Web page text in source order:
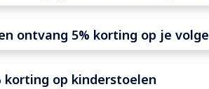
ontvang 5% korting op je
korting op kinderstoelen